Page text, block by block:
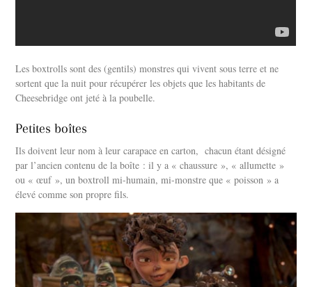
Les boxtrolls sont des (gentils) monstres qui vivent sous terre et ne
sortent que la nuit pour récupérer les objets que les habitants de
Cheesebridge ont jeté à la poubelle.
Petites boîtes
Ils doivent leur nom à leur carapace en carton, chacun étant désigné
par l’ancien contenu de la boîte : il y a « chaussure », « allumette »
ou « œuf », un boxtroll mi-humain, mi-monstre que « poisson » a
élevé comme son propre fils.